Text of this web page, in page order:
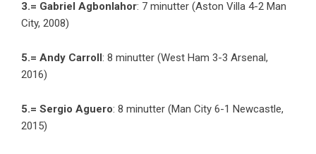
3.= Gabriel Agbonlahor: 7 minutter (Aston Villa 4-2 Man
City, 2008)
5.= Andy Carroll: 8 minutter (West Ham 3-3 Arsenal,
2016)
5.= Sergio Aguero: 8 minutter (Man City 6-1 Newcastle,
2015)